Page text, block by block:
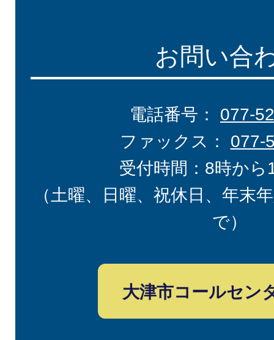
お問い合
電話番号： 077-
ファックス： 077-
受付時間：8時から
（土曜、日曜、祝休日、年末
で）
大津市コールセン